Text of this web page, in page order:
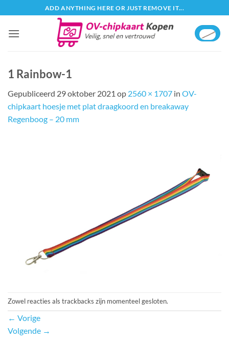
naar
inhoud
ADD ANYTHING HERE OR JUST REMOVE IT...
1 Rainbow-1
Gepubliceerd 29 oktober 2021 op 2560 × 1707 in OV-
chipkaart hoesje met plat draagkoord en breakaway
Regenboog – 20 mm
Zowel reacties als trackbacks zijn momenteel gesloten.
← Vorige
Volgende →